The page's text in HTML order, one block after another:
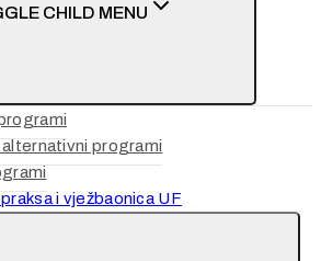
CHILD MENU
programi
i vježbaonica UF